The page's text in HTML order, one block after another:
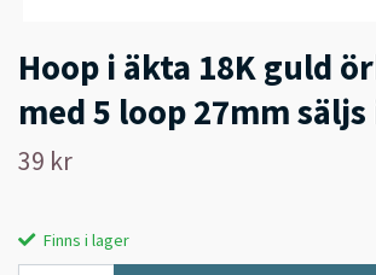
Hoop i äkta 18K guld
med 5 loop 27mm
39 kr
Finns i lager